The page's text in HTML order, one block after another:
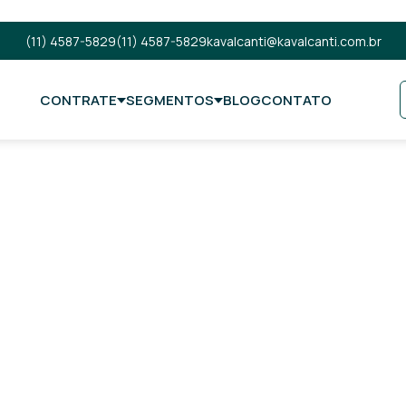
(11) 4587-5829(11) 4587-5829kavalcanti@kavalcanti.com.br
CONTRATE SEGMENTOS BLOGCONTATO